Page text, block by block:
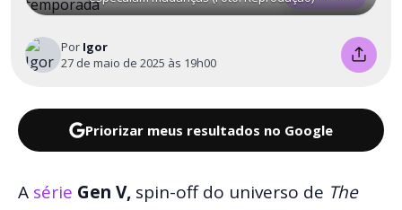
Por Igor
27 de maio de 2025 às 19h00
Priorizar meus resultados no Google
A série Gen V, spin-off do universo de The